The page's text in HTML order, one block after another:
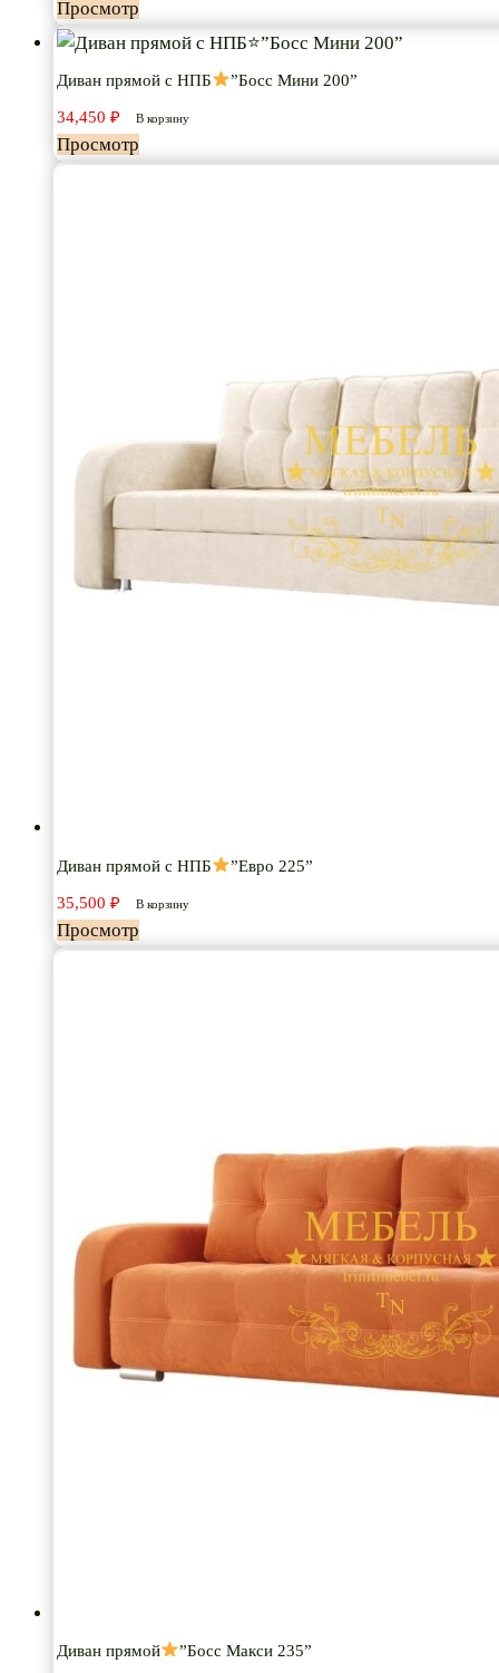
Просмотр
Диван прямой с НПБ ”Босс Мини 200”
34,450 ₽ В корзину
Просмотр
Диван прямой с НПБ ”Евро 225”
35,500 ₽ В корзину
Просмотр
Диван прямой ”Босс Макси 235”